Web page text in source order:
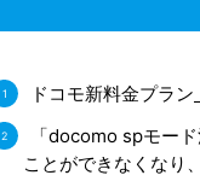
ドコモ新料金プラン
「docomo spモー
ことができなくなり、